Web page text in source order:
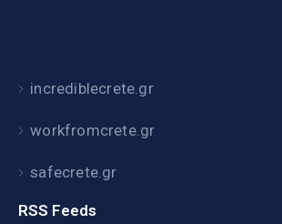
incrediblecrete.gr
workfromcrete.gr
safecrete.gr
RSS Feeds